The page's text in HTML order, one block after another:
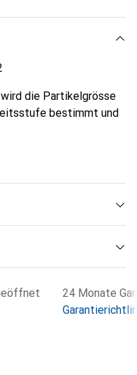
wird die Partikelgrösse
bestimmt und
24 Monate